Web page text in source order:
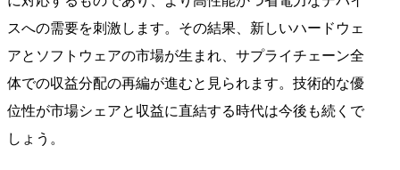
スへの需要を刺激します。その結果、新しいハードウェ
アとソフトウェアの市場が生まれ、サプライチェーン全
体での収益分配の再編が進むと見られます。技術的な優
位性が市場シェアと収益に直結する時代は今後も続くで
しょう。